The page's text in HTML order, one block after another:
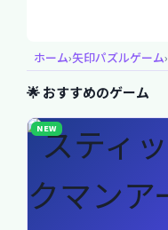
ホーム›矢印パズルゲーム›
🌟 おすすめのゲーム
NEW